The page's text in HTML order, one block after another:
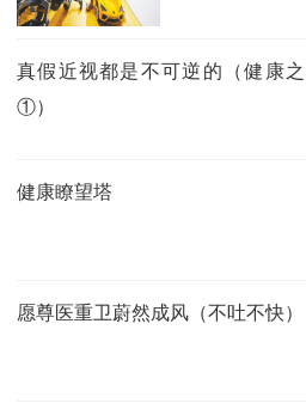
真假近视都是不可逆的（健康
①）
健康瞭望塔
愿尊医重卫蔚然成风（不吐不快）